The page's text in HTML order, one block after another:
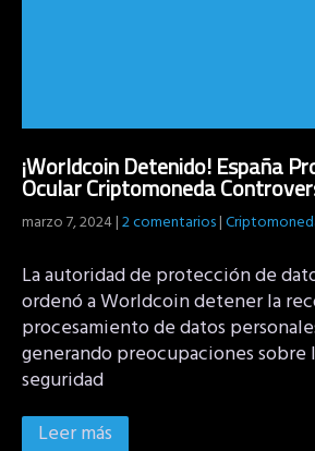
¡Worldcoin Detenido! España
Ocular Criptomoneda
marzo 7, 2024|2 comentarios|
La autoridad de protección de
ordenó a Worldcoin detener la
procesamiento de datos
generando preocupaciones sobre
seguridad
Leer más